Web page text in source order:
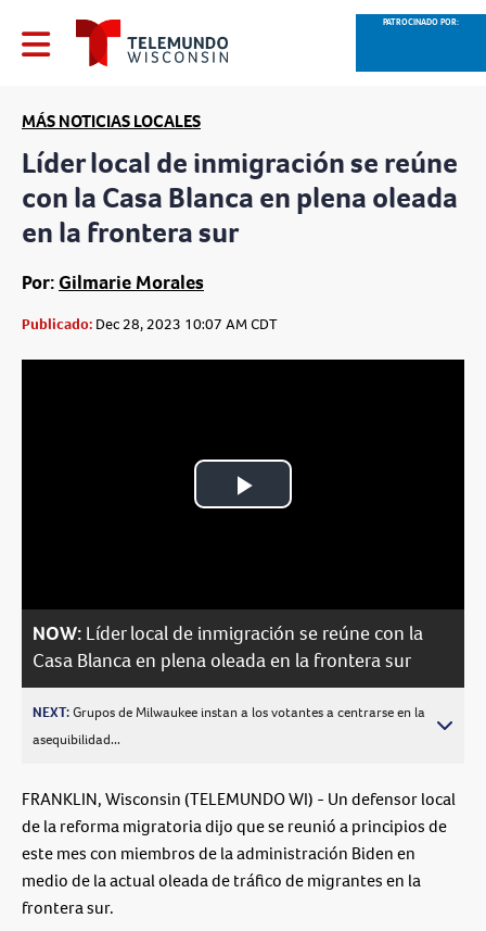
PATROCINADO POR:
MÁS NOTICIAS LOCALES
Líder local de inmigración se reúne
con la Casa Blanca en plena oleada
en la frontera sur
Por: Gilmarie Morales
Publicado: Dec 28, 2023 10:07 AM CDT
Play
NOW: Líder local de inmigración se reúne con la
Casa Blanca en plena oleada en la frontera sur
NEXT:Grupos de Milwaukee instan a los votantes a centrarse en la
asequibilidad...
FRANKLIN, Wisconsin (TELEMUNDO WI) - Un defensor local
de la reforma migratoria dijo que se reunió a principios de
este mes con miembros de la administración Biden en
medio de la actual oleada de tráfico de migrantes en la
frontera sur.